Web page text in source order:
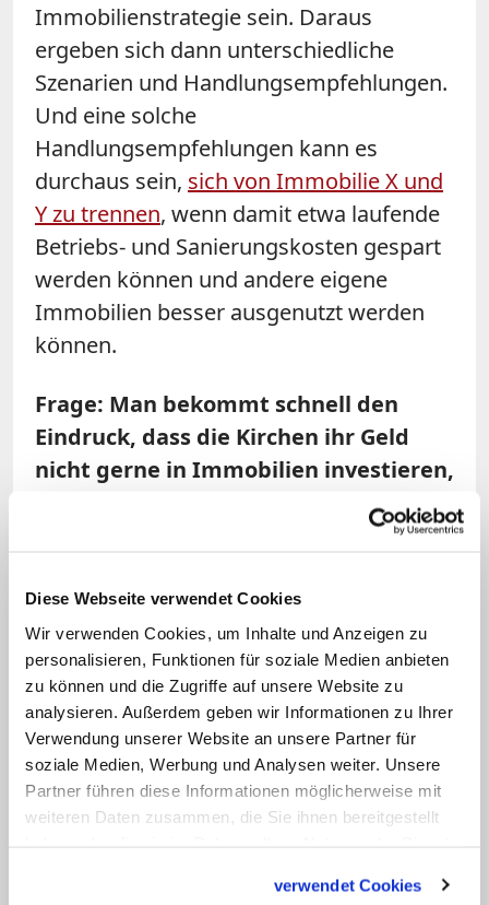
Diese Webseite verwendet Cookies
Wir verwenden Cookies, um Inhalte und Anzeigen zu
personalisieren, Funktionen für soziale Medien anbieten
zu können und die Zugriffe auf unsere Website zu
analysieren. Außerdem geben wir Informationen zu Ihrer
Verwendung unserer Website an unsere Partner für
soziale Medien, Werbung und Analysen weiter. Unsere
Partner führen diese Informationen möglicherweise mit
weiteren Daten zusammen, die Sie ihnen bereitgestellt
verwendet Cookies
Immobilienstrategie sein. Daraus
ergeben sich dann unterschiedliche
Szenarien und Handlungsempfehlungen.
Und eine solche
Handlungsempfehlungen kann es
durchaus sein, sich von Immobilie X und
Y zu trennen, wenn damit etwa laufende
Betriebs- und Sanierungskosten gespart
werden können und andere eigene
Immobilien besser ausgenutzt werden
können.
Frage: Man bekommt schnell den
Eindruck, dass die Kirchen ihr Geld
nicht gerne in Immobilien investieren,
sondern lieber in Menschen, soziale
Projekte oder andere Zwecke. Teilen
bei Immobilien schnell der Rotstift
angesetzt wird?
Kubon:Die Hauptaufgabe der Kirchen ist
ja nicht die Immobilienverwaltung – auch
wenn sie viele davon haben. Die Kirchen
haben religiöse, soziale und
gesellschaftliche Aufgaben. Um die zu
unabhängig davon, ob es sakrale Bauten